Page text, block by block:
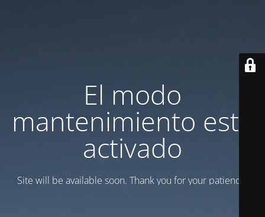
El modo
mantenimiento está
activado
Site will be available soon. Thank you for your patience!